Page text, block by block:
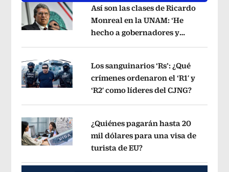
Opens in new window
Así son las clases de Ricardo
Monreal en la UNAM: ‘He
hecho a gobernadores y
Opens in new window
Los sanguinarios ‘Rs’: ¿Qué
crímenes ordenaron el ‘R1′ y
‘R2′ como líderes del CJNG?Opens in
Opens in new window
¿Quiénes pagarán hasta 20
mil dólares para una visa de
turista de EU?Opens in new window